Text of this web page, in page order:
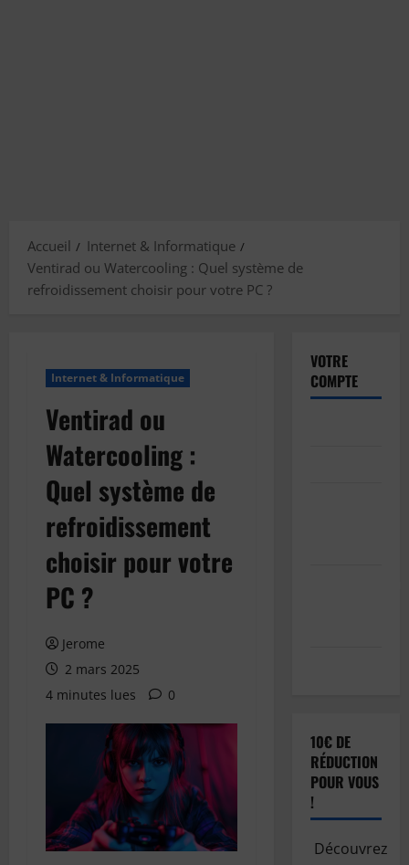
Accueil
Internet & Informatique
Ventirad ou Watercooling : Quel système de
refroidissement choisir pour votre PC ?
Internet & Informatique
Ventirad ou
Watercooling :
Quel système de
refroidissement
choisir pour votre
PC ?
Jerome
2 mars 2025
4 minutes lues
0
VOTRE
COMPTE
10€ DE
RÉDUCTION
POUR VOUS
!
Découvrez